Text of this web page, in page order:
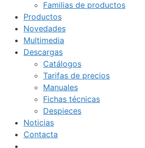
Familias de productos
Productos
Novedades
Multimedia
Descargas
Catálogos
Tarifas de precios
Manuales
Fichas técnicas
Despieces
Noticias
Contacta